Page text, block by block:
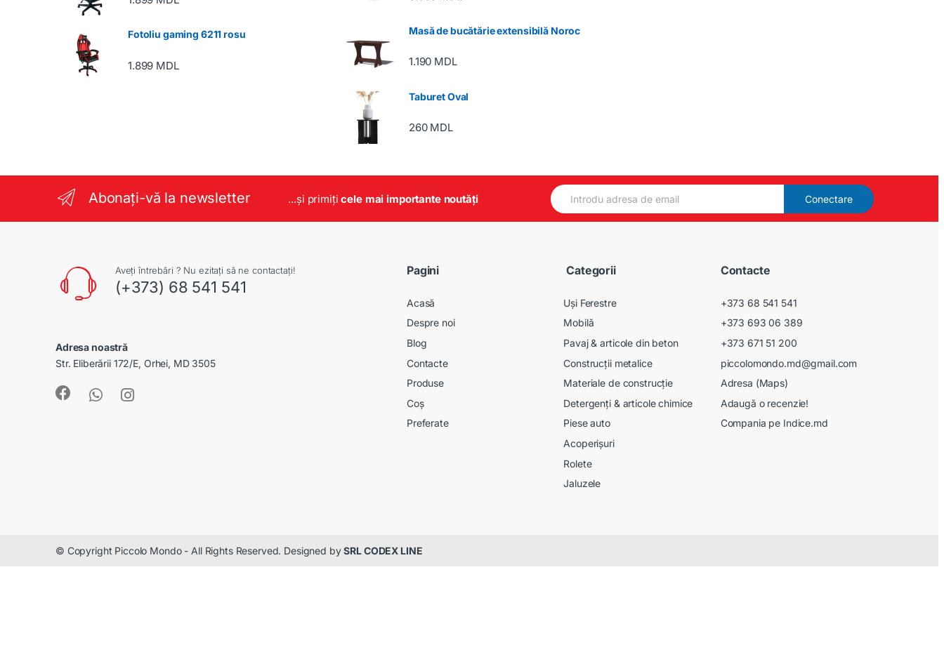
Fotoliu gaming 6211 rosu
1.899 MDL
Masă de bucătărie extensibilă Noroc
1.190 MDL
Taburet Oval
260 MDL
Abonați-vă la newsletter ...și primițicele mai importante noutăți
E
m
Conectare
Aveți întrebări ? Nu ezitați să ne contactați!
(+373) 68 541 541
Adresa noastră
Str. Eliberării 172/E, Orhei, MD 3505
Pagini
Acasă
Despre noi
Blog
Contacte
Produse
Coș
Preferate
Categorii
Uși Ferestre
Mobilă
Pavaj & articole din beton
Construcții metalice
Materiale de construcție
Detergenți & articole chimice
Piese auto
Acoperișuri
Rolete
Jaluzele
Contacte
+373 68 541 541
+373 693 06 389
+373 671 51 200
piccolomondo.md@gmail.com
Adresa (Maps)
Adaugă o recenzie!
Compania pe Indice.md
© Copyright Piccolo Mondo - All Rights Reserved. Designed bySRL CODEX LINE